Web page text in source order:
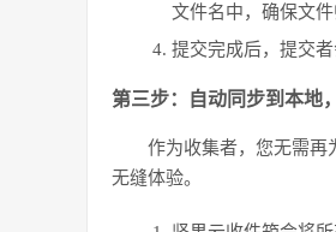
文件名中，确保文
提交完成后，提交
第三步：自动同步到本地
作为收集者，您无需再
无缝体验。